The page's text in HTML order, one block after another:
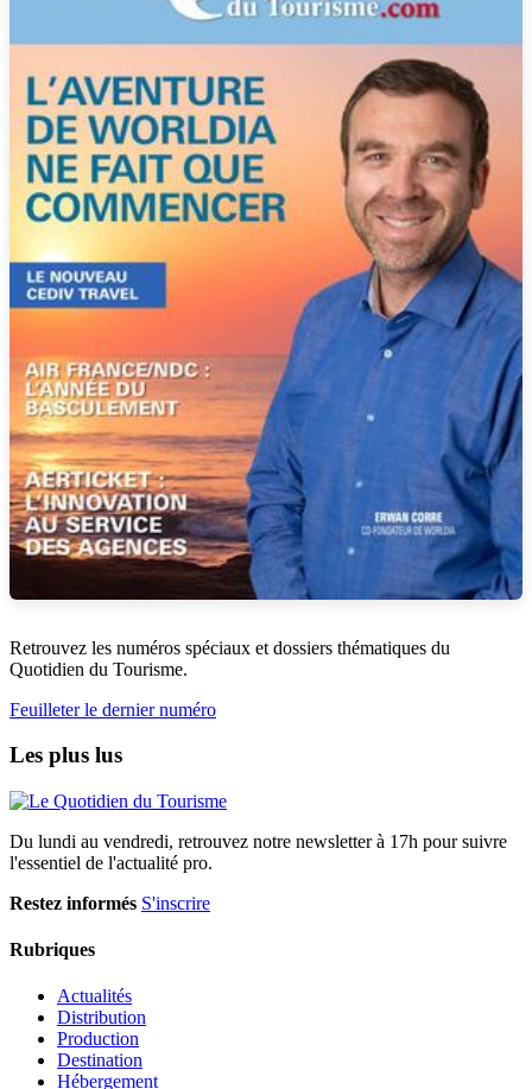
Retrouvez les numéros spéciaux et dossiers thématiques du
Quotidien du Tourisme.
Feuilleter le dernier numéro
Les plus lus
Du lundi au vendredi, retrouvez notre newsletter à 17h pour suivre
l'essentiel de l'actualité pro.
Restez informés S'inscrire
Rubriques
Actualités
Distribution
Production
Destination
Hébergement